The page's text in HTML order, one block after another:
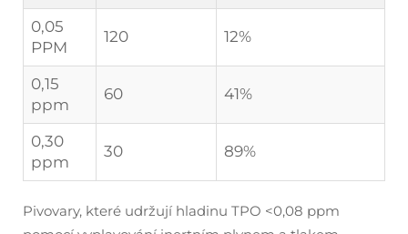
0,05
PPM
120 12%
0,15
ppm
60 41%
0,30
ppm
30 89%
Pivovary, které udržují hladinu TPO <0,08 ppm